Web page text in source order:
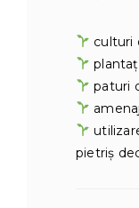
culturi
paturi
pietriș